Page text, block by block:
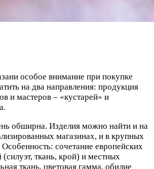
особое внимание при покупке
на два направления: продукция
и мастеров – «кустарей» и
обширна. Изделия можно найти и на
магазинах, и в крупных
сочетание европейских
ткань, крой) и местных
ткань, цветовая гамма, обилие